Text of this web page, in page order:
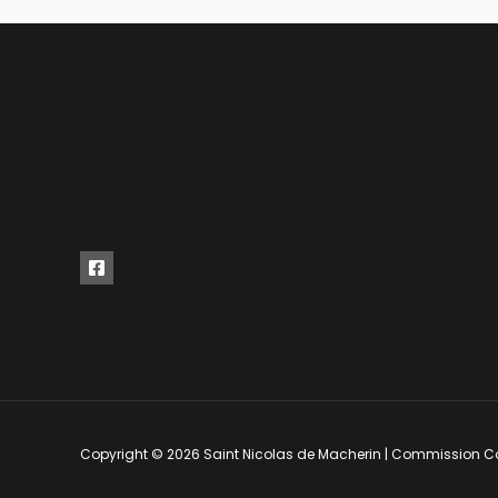
Copyright © 2026 Saint Nicolas de Macherin | Commission